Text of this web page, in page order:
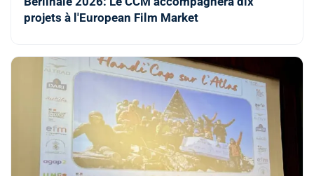
projets à l'European Film Market